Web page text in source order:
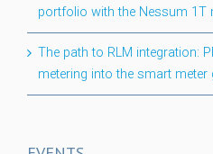
portfolio with the Nessum 1T
The path to RLM integration:
metering into the smart meter